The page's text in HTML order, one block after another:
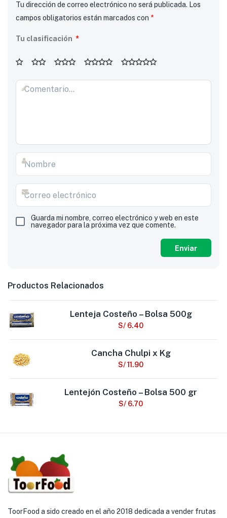
Tu dirección de correo electrónico no será publicada. Los
campos obligatorios están marcados con *
Tu clasificación *
Guarda mi nombre, correo electrónico y web en este
navegador para la próxima vez que comente.
Productos Relacionados
Lenteja Costeño – Bolsa 500g
S/ 6.40
Cancha Chulpi x Kg
S/11.90
Lentejón Costeño – Bolsa 500 gr
S/ 6.70
ToorFood a sido creado en el año 2018 dedicada a vender frutas